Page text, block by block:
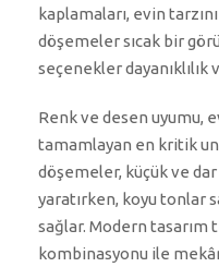
kaplamaları, evin
döşemeler sıcak bir
seçenekler dayanıklılık
Renk ve desen uyumu,
tamamlayan en kritik
döşemeler, küçük ve
yaratırken, koyu tonlar
sağlar. Modern tasarım
kombinasyonu ile